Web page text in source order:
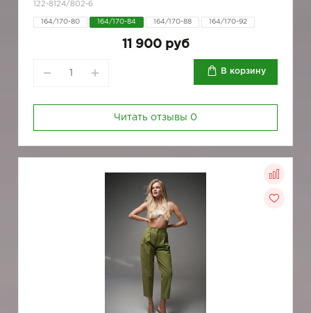
122-8124/802-6
164/170-80 164/170-84 164/170-88 164/170-92
11 900 руб
В корзину
Читать отзывы 0